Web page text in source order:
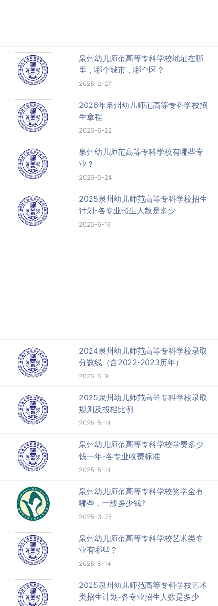
泉州幼儿师范高等专科学校地址在哪
里，哪个城市，哪个区？
2025-2-27
2026年泉州幼儿师范高等专科学校招
生章程
2026-6-22
泉州幼儿师范高等专科学校有哪些专
业？
2026-5-24
2025泉州幼儿师范高等专科学校招生
计划-各专业招生人数是多少
2025-6-16
2024泉州幼儿师范高等专科学校录取
分数线（含2022-2023历年）
2025-5-9
2025泉州幼儿师范高等专科学校录取
规则及投档比例
2025-5-14
泉州幼儿师范高等专科学校学费多少
钱一年-各专业收费标准
2025-5-14
泉州幼儿师范高等专科学校奖学金有
哪些，一般多少钱?
2025-3-25
泉州幼儿师范高等专科学校艺术类专
业有哪些？
2025-5-14
2025泉州幼儿师范高等专科学校艺术
类招生计划-各专业招生人数是多少